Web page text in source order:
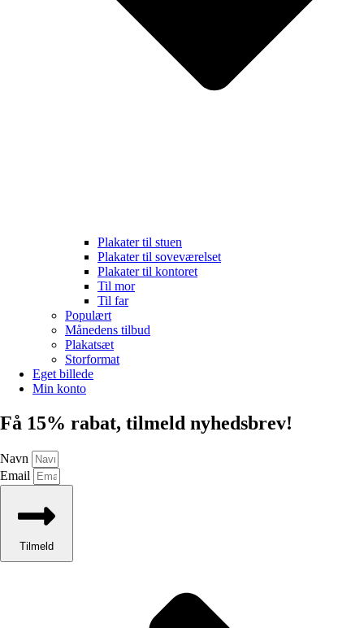
Plakater til stuen
Plakater til soveværelset
Plakater til kontoret
Til mor
Til far
Populært
Månedens tilbud
Plakatsæt
Storformat
Eget billede
Min konto
Få 15% rabat, tilmeld nyhedsbrev!
Navn
Email
Tilmeld